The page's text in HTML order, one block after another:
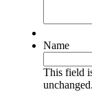
Name
This field
unchanged.